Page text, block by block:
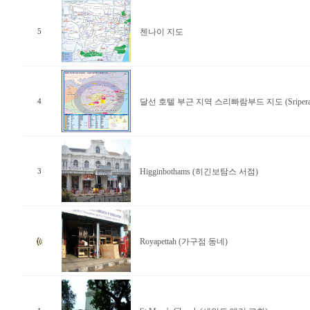
5 첸나이 지도
4 달선 호텔 부근 지역 스리빠람부드 지도
3 Higginbothams (히긴보탐스 서점)
Royapettah (가구점 동네)